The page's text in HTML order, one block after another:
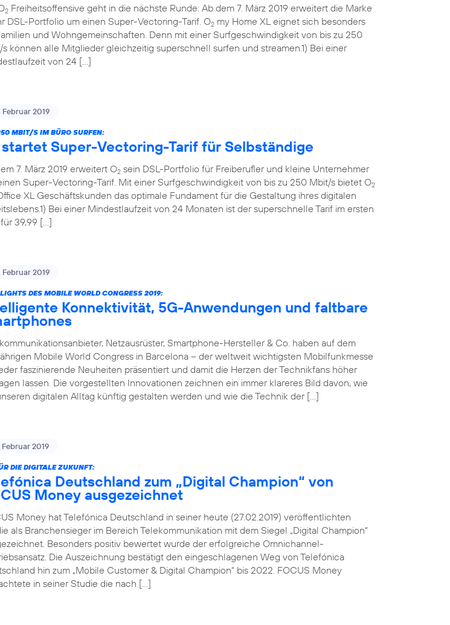
2 Freiheitsoffensive geht in die nächste Runde: Ab dem 7. März 2019 erweitert die Marke
DSL-Portfolio um einen Super-Vectoring-Tarif. O2 my Home XL eignet sich besonders
und Wohngemeinschaften. Denn mit einer Surfgeschwindigkeit von bis zu 250
s können alle Mitglieder gleichzeitig superschnell surfen und streamen.1) Bei einer
von 24 […]
Februar 2019
MBIT/S IM BÜRO SURFEN:
startet Super-Vectoring-Tarif für Selbständige
7. März 2019 erweitert O2 sein DSL-Portfolio für Freiberufler und kleine Unternehmer
Super-Vectoring-Tarif. Mit einer Surfgeschwindigkeit von bis zu 250 Mbit/s bietet O2
XL Geschäftskunden das optimale Fundament für die Gestaltung ihres digitalen
Bei einer Mindestlaufzeit von 24 Monaten ist der superschnelle Tarif im ersten
für 39,99 […]
Februar 2019
DES MOBILE WORLD CONGRESS 2019:
Konnektivität, 5G-Anwendungen und faltbare
Netzausrüster, Smartphone-Hersteller & Co. haben auf dem
Mobile World Congress in Barcelona – der weltweit wichtigsten Mobilfunkmesse
faszinierende Neuheiten präsentiert und damit die Herzen der Technikfans höher
lassen. Die vorgestellten Innovationen zeichnen ein immer klareres Bild davon, wie
digitalen Alltag künftig gestalten werden und wie die Technik der […]
Februar 2019
DIE DIGITALE ZUKUNFT:
Deutschland zum „Digital Champion“ von
Money ausgezeichnet
Money hat Telefónica Deutschland in seiner heute (27.02.2019) veröffentlichten
als Branchensieger im Bereich Telekommunikation mit dem Siegel „Digital Champion“
Besonders positiv bewertet wurde der erfolgreiche Omnichannel-
Die Auszeichnung bestätigt den eingeschlagenen Weg von Telefónica
hin zum „Mobile Customer & Digital Champion“ bis 2022. FOCUS Money
in seiner Studie die nach […]